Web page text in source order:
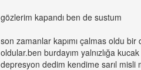
gözlerim kapandı ben de sustum
son zamanlar kapımı çalmas oldu
oldular.ben burdayım yalnızlığa kucak
depresyon dedim kendime sarıl misli